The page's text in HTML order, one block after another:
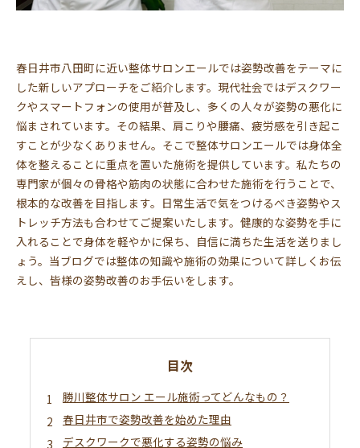
春日井市八田町に近い整体サロンエールでは姿勢改善をテーマに
した新しいアプローチをご紹介します。現代社会ではデスクワー
クやスマートフォンの使用が普及し、多くの人々が姿勢の悪化に
悩まされています。その結果、肩こりや腰痛、疲労感を引き起こ
すことが少なくありません。そこで整体サロンエールでは身体全
体を整えることに重点を置いた施術を提供しています。私たちの
専門家が個々の骨格や筋肉の状態に合わせた施術を行うことで、
根本的な改善を目指します。日常生活で気をつけるべき姿勢やス
トレッチ方法も合わせてご提案いたします。健康的な姿勢を手に
入れることで身体を軽やかに保ち、自信に満ちた生活を送りまし
ょう。当ブログでは整体の知識や施術の効果について詳しくお伝
えし、皆様の姿勢改善のお手伝いをします。
目次
勝川整体サロン エール施術ってどんなもの？
春日井市で姿勢改善を始めた理由
デスクワークで悪化する姿勢の悩み